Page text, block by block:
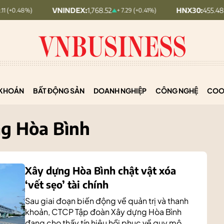
VNINDEX: 1,768.52 + 7.29 (+0.41%) HNX30:455.48 + 1.99 (+0.44%)
BẤT ĐỘNG SẢN DOANH NGHIỆP CÔNG NGHỆ
Hòa Bình
Xây dựng Hòa Bình chật vật xóa
‘vết sẹo’ tài chính
Sau giai đoạn biến động về quản trị và thanh
khoản, CTCP Tập đoàn Xây dựng Hòa Bình